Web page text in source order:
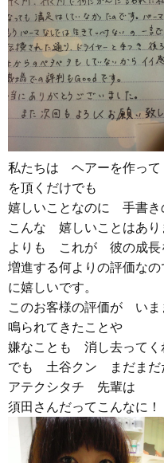
私たちは ヘアーを作っ
を頂くだけでも
嬉しいことなのに 手書
こんな 嬉しいことはあ
よりも これが 彼の成長
増進する何よりの評価な
に嬉しいです。
このお客様の評価が い
鳴られてきたことや
嫌なことも 消し去ってく
でも 土谷クン まだまだ
アテクシタチ 先輩は
須田さんだってこんなに！